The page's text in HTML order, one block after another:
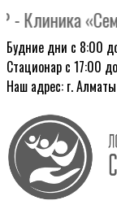
Будние дни с 8:00
Стационар с 17:00
Наш адрес: г. Алматы